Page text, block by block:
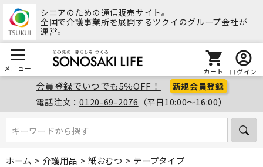
シニアのための通信販売サイト。
全国で介護事業所を展開するツクイのグループ会社が
運営。
メニュー カート ログイン
会員登録でいつでも5％OFF！ 新規会員登録
電話注文：0120-69-2076 （平日10:00～16:00）
キーワードから探す
キーワードから探す
ホーム > 介護用品 > 紙おむつ > テープタイプ